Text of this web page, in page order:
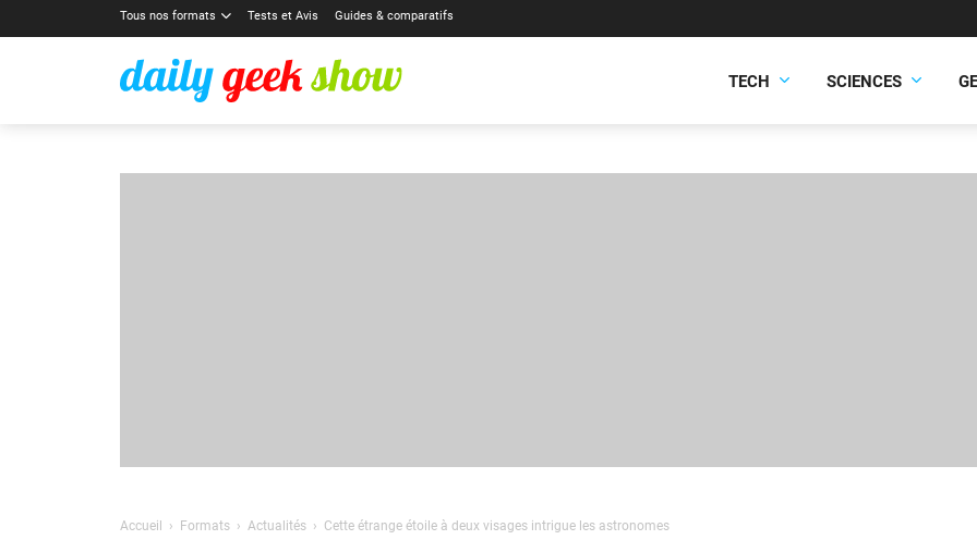
Tous nos formats Tests et Avis Guides & comparatifs
TECH SCIENCES
Accueil Formats Actualités Cette étrange étoile à deux visages intrigue les astronomes